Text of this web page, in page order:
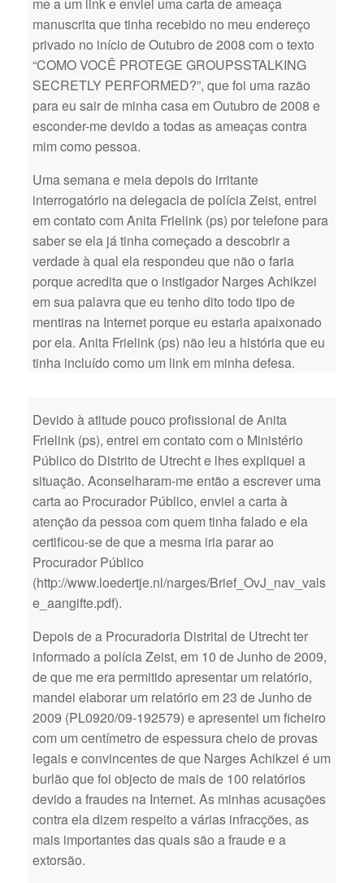
me a um link e enviei uma carta de ameaça
manuscrita que tinha recebido no meu endereço
privado no início de Outubro de 2008 com o texto
“COMO VOCÊ PROTEGE GROUPSSTALKING
SECRETLY PERFORMED?”, que foi uma razão
para eu sair de minha casa em Outubro de 2008 e
esconder-me devido a todas as ameaças contra
mim como pessoa.
Uma semana e meia depois do irritante
interrogatório na delegacia de polícia Zeist, entrei
em contato com Anita Frielink (ps) por telefone para
saber se ela já tinha começado a descobrir a
verdade à qual ela respondeu que não o faria
porque acredita que o instigador Narges Achikzei
em sua palavra que eu tenho dito todo tipo de
mentiras na Internet porque eu estaria apaixonado
por ela. Anita Frielink (ps) não leu a história que eu
tinha incluído como um link em minha defesa.
Devido à atitude pouco profissional de Anita
Frielink (ps), entrei em contato com o Ministério
Público do Distrito de Utrecht e lhes expliquei a
situação. Aconselharam-me então a escrever uma
carta ao Procurador Público, enviei a carta à
atenção da pessoa com quem tinha falado e ela
certificou-se de que a mesma iria parar ao
Procurador Público
(http://www.loedertje.nl/narges/Brief_OvJ_nav_vals
e_aangifte.pdf).
Depois de a Procuradoria Distrital de Utrecht ter
informado a polícia Zeist, em 10 de Junho de 2009,
de que me era permitido apresentar um relatório,
mandei elaborar um relatório em 23 de Junho de
2009 (PL0920/09-192579) e apresentei um ficheiro
com um centímetro de espessura cheio de provas
legais e convincentes de que Narges Achikzei é um
burlão que foi objecto de mais de 100 relatórios
devido a fraudes na Internet. As minhas acusações
contra ela dizem respeito a várias infracções, as
mais importantes das quais são a fraude e a
extorsão.